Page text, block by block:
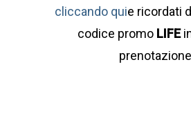
cliccando quie ricordati
codice promo LIFE
prenotazione